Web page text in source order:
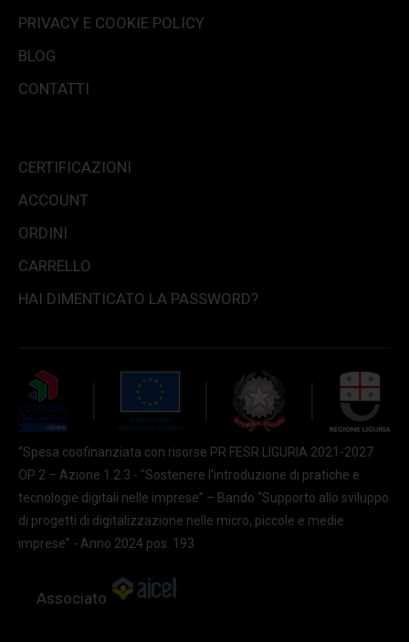
PRIVACY E COOKIE POLICY
BLOG
CONTATTI
CERTIFICAZIONI
ACCOUNT
ORDINI
CARRELLO
HAI DIMENTICATO LA PASSWORD?
“Spesa coofinanziata con risorse PR FESR LIGURIA 2021-2027
OP 2 – Azione 1.2.3 - "Sostenere l'introduzione di pratiche e
tecnologie digitali nelle imprese” – Bando “Supporto allo sviluppo
di progetti di digitalizzazione nelle micro, piccole e medie
imprese” - Anno 2024 pos. 193
Associato